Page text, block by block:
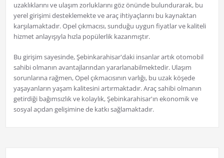
uzaklıklarını ve ulaşım zorluklarını göz önünde bulundurarak, bu
yerel girişimi desteklemekte ve araç ihtiyaçlarını bu kaynaktan
karşılamaktadır. Opel çıkmacısı, sunduğu uygun fiyatlar ve kaliteli
hizmet anlayışıyla hızla popülerlik kazanmıştır.
Bu girişim sayesinde, Şebinkarahisar'daki insanlar artık otomobil
sahibi olmanın avantajlarından yararlanabilmektedir. Ulaşım
sorunlarına rağmen, Opel çıkmacısının varlığı, bu uzak köşede
yaşayanların yaşam kalitesini artırmaktadır. Araç sahibi olmanın
getirdiği bağımsızlık ve kolaylık, Şebinkarahisar'ın ekonomik ve
sosyal açıdan gelişimine de katkı sağlamaktadır.